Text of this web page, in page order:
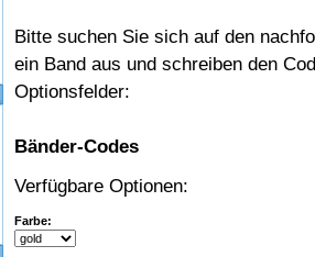
Bitte suchen Sie sich auf den
ein Band aus und schreiben den
Optionsfelder:
Bänder-Codes
Verfügbare Optionen:
Farbe: